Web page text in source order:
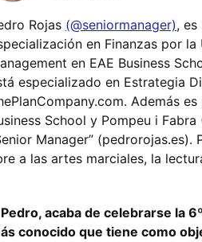
Rojas (@seniormanager),
en Finanzas por
en EAE Business
especializado en Estrategia
Además
School y Pompeu i
Manager”
a las artes marciales, la
Pedro, acaba de celebrarse la
conocido que tiene como